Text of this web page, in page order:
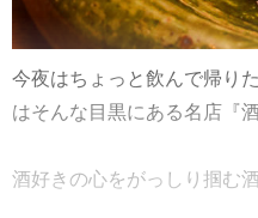
今夜はちょっと飲んで帰り
はそんな目黒にある名店『
酒好きの心をがっしり掴む